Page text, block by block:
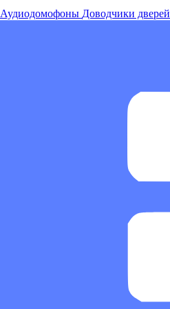
Аудиодомофоны Доводчики дверей